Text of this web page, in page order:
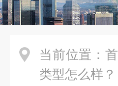
当前位置：
类型怎么样